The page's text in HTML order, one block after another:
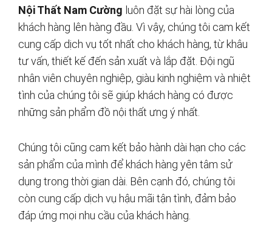
Nội Thất Nam Cường luôn đặt sự hài lòng của
khách hàng lên hàng đầu. Vì vậy, chúng tôi cam kết
cung cấp dịch vụ tốt nhất cho khách hàng, từ khâu
tư vấn, thiết kế đến sản xuất và lắp đặt. Đội ngũ
nhân viên chuyên nghiệp, giàu kinh nghiệm và nhiệt
tình của chúng tôi sẽ giúp khách hàng có được
những sản phẩm đồ nội thất ưng ý nhất.
Chúng tôi cũng cam kết bảo hành dài hạn cho các
sản phẩm của mình để khách hàng yên tâm sử
dụng trong thời gian dài. Bên cạnh đó, chúng tôi
còn cung cấp dịch vụ hậu mãi tận tình, đảm bảo
đáp ứng mọi nhu cầu của khách hàng.